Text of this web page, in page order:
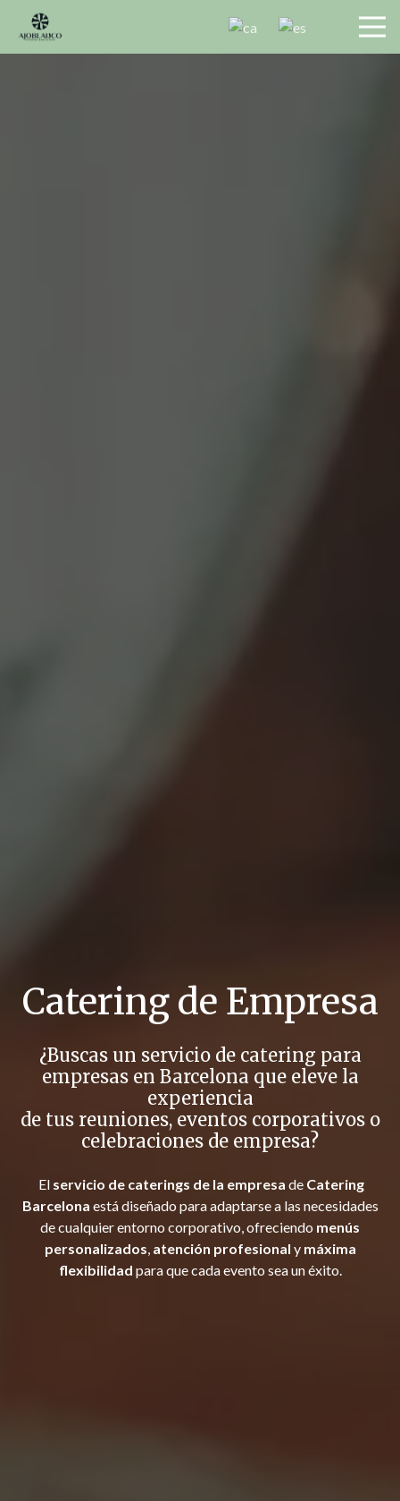
Catering de Empresa
¿Buscas un servicio de catering para
empresas en Barcelona que eleve la
experiencia
de tus reuniones, eventos corporativos o
celebraciones de empresa?
El servicio de caterings de la empresa de Catering
Barcelona está diseñado para adaptarse a las necesidades
de cualquier entorno corporativo, ofreciendo menús
personalizados, atención profesional y máxima
flexibilidad para que cada evento sea un éxito.